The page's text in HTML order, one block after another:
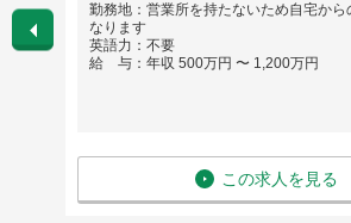
勤務地：営業所を持たないため自宅から
なります
英語力：不要
給 与：年収 500万円 〜 1,200万円
この求人を見る